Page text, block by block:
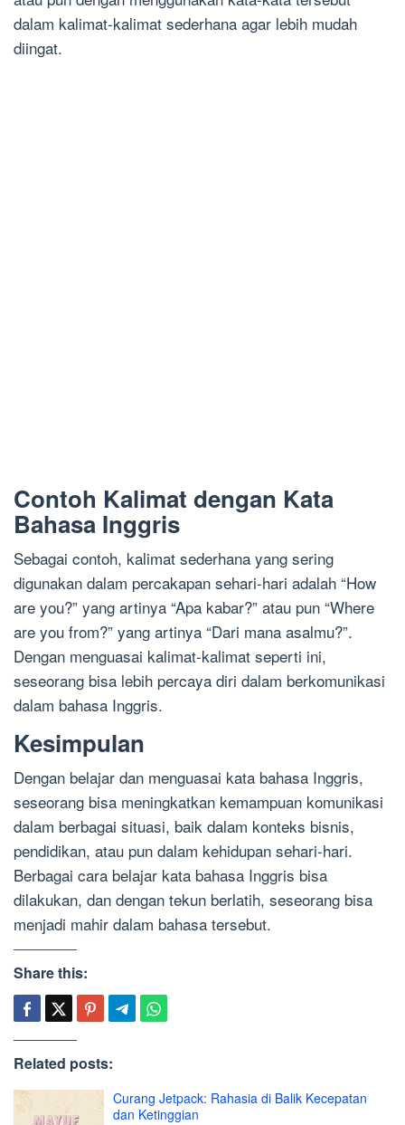
dalam kalimat-kalimat sederhana agar lebih mudah
diingat.
Contoh Kalimat dengan Kata
Bahasa Inggris
Sebagai contoh, kalimat sederhana yang sering
digunakan dalam percakapan sehari-hari adalah “How
are you?” yang artinya “Apa kabar?” atau pun “Where
are you from?” yang artinya “Dari mana asalmu?”.
Dengan menguasai kalimat-kalimat seperti ini,
seseorang bisa lebih percaya diri dalam berkomunikasi
dalam bahasa Inggris.
Kesimpulan
Dengan belajar dan menguasai kata bahasa Inggris,
seseorang bisa meningkatkan kemampuan komunikasi
dalam berbagai situasi, baik dalam konteks bisnis,
pendidikan, atau pun dalam kehidupan sehari-hari.
Berbagai cara belajar kata bahasa Inggris bisa
dilakukan, dan dengan tekun berlatih, seseorang bisa
menjadi mahir dalam bahasa tersebut.
Share this:
Related posts:
Curang Jetpack: Rahasia di Balik Kecepatan
dan Ketinggian